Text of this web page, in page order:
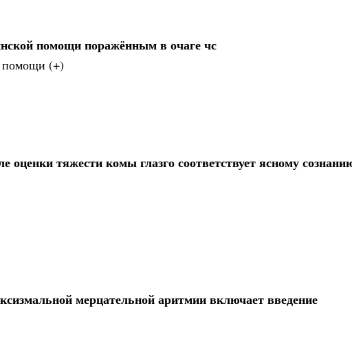
помощи поражённым в очаге чс
помощи (+)
тяжести комы глазго соответствует ясному
мерцательной аритмии включает введение